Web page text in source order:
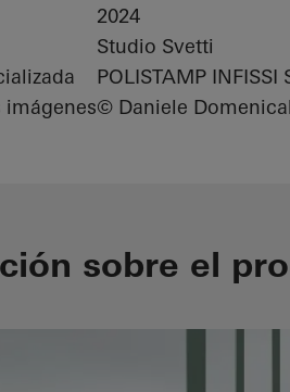
2024
Studio Svetti
POLISTAMP INFISSI
imágenes© Daniele
sobre el